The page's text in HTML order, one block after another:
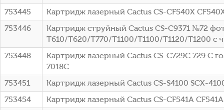
753445
Картридж лазерный Cactus CS-CF540X
753446
Картридж струйный Cactus CS-C9371 №72
T610/T620/T770/T1100/T1100/T1120/T1200 с
753448
Картридж лазерный Cactus CS-C729C 729 C
7018C
753451
Картридж лазерный Cactus CS-S4100 SCX-
753454
Картридж лазерный Cactus CS-CF541A